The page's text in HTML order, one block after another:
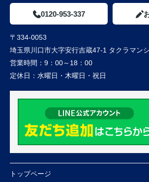
0120-953-337
〒334-0053
埼玉県川口市大字安行吉蔵47-1 タクラマン
営業時間： 9：00～18：00
定休日： 水曜日・木曜日・祝日
トップページ